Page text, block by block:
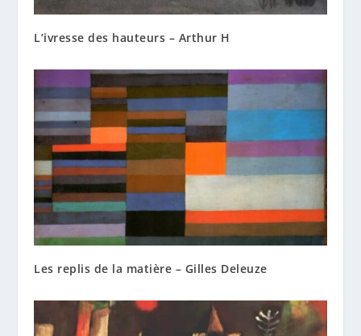
L’ivresse des hauteurs – Arthur H
Les replis de la matière – Gilles Deleuze